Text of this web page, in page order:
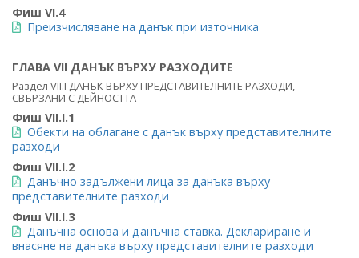
Фиш VI.4
Преизчисляване на данък при източника
ГЛАВА VII ДАНЪК ВЪРХУ РАЗХОДИТЕ
Раздел VII.I ДАНЪК ВЪРХУ ПРЕДСТАВИТЕЛНИТЕ РАЗХОДИ,
СВЪРЗАНИ С ДЕЙНОСТТА
Фиш VII.I.1
Обекти на облагане с данък върху представителните
разходи
Фиш VII.I.2
Данъчно задължени лица за данъка върху
представителните разходи
Фиш VII.I.3
Данъчна основа и данъчна ставка. Деклариране и
внасяне на данъка върху представителните разходи